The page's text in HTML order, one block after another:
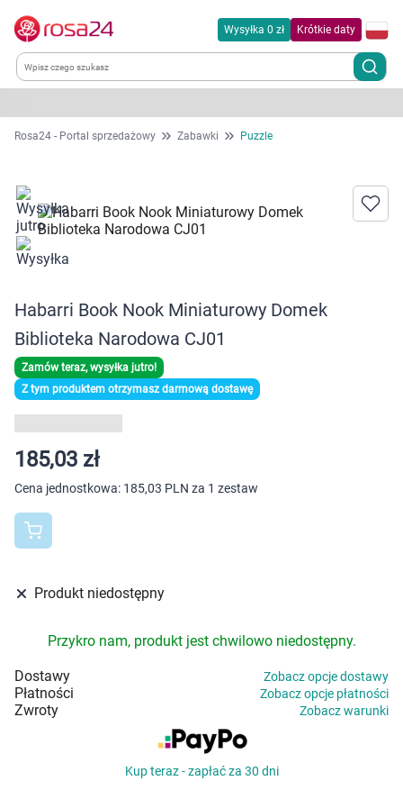
Wysyłka 0 zł Krótkie daty
Kategorie
Dla zwierząt
Dom i ogród
Zdrowie
Kobieta w ciąży i mama
Dziecko
Higiena
Kosmetyki
Mężczyzna
Zdrowy styl życia
Zabawki
Sprzęt medyczny
Grupy produktowe
Rosa24 - Portal sprzedażowy Zabawki Puzzle
Habarri Book Nook Miniaturowy Domek
Biblioteka Narodowa CJ01
Zamów teraz, wysyłka jutro!
Z tym produktem otrzymasz darmową dostawę
185,03 zł
Cena jednostkowa: 185,03 PLN za 1 zestaw
Produkt niedostępny
Przykro nam, produkt jest chwilowo niedostępny.
Dostawy Zobacz opcje dostawy
Płatności Zobacz opcje płatności
Zwroty Zobacz warunki
Kup teraz - zapłać za 30 dni